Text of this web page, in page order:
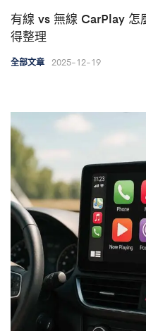
有線 vs 無線 CarPlay 怎
得整理
全部文章 2025-12-19